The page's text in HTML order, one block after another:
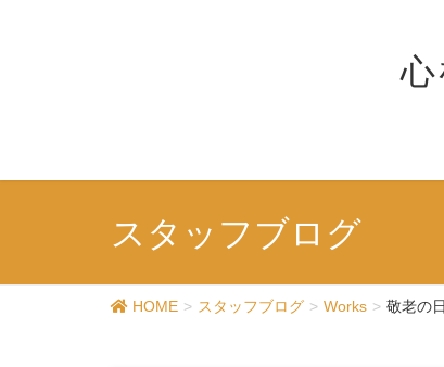
心
スタッフブログ
HOME スタッフブログ Works 敬老の